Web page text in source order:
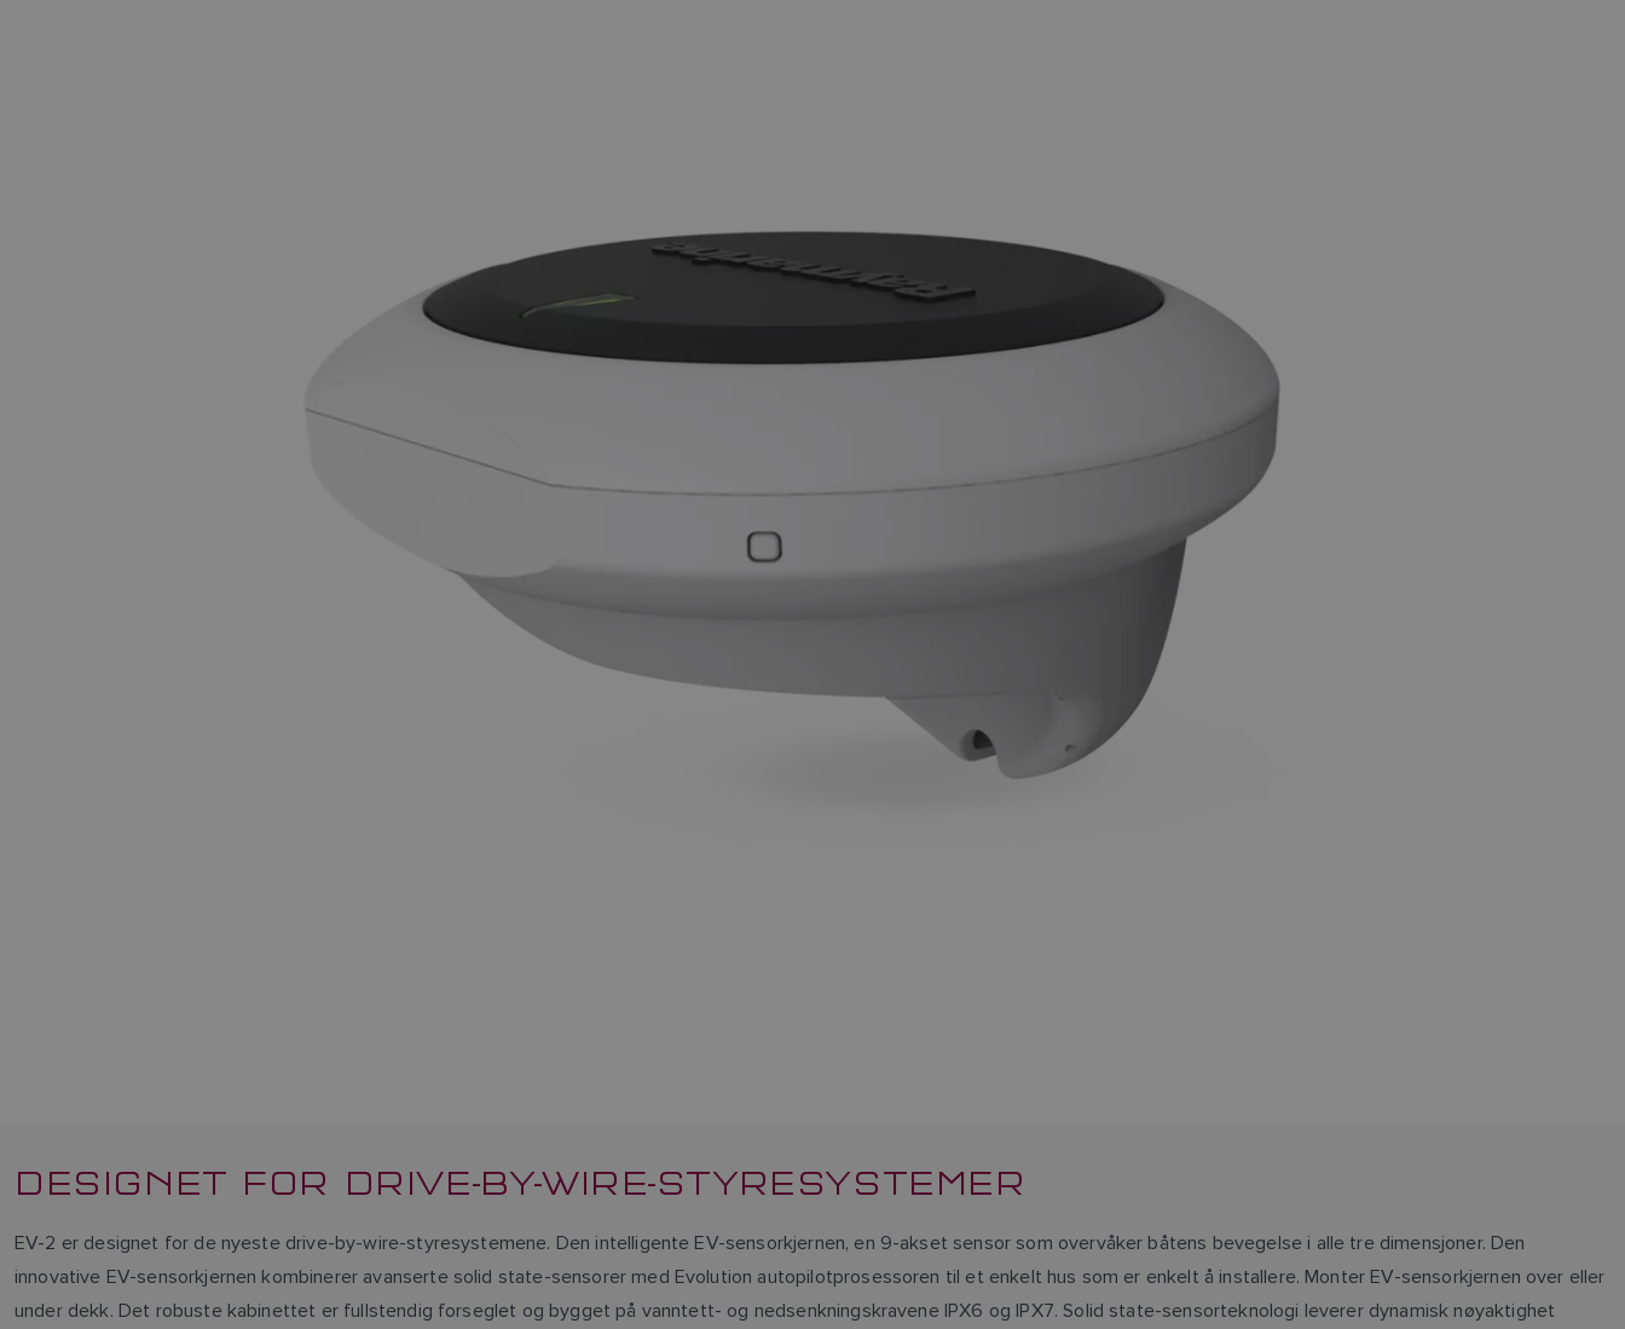
DESIGNET FOR DRIVE-BY-WIRE-STYRESYSTEMER
EV-2 er designet for de nyeste drive-by-wire-styresystemene. Den intelligente EV-sensorkjernen, en 9-akset sensor som overvåker båtens bevegelse i alle tre dimensjoner. Den
innovative EV-sensorkjernen kombinerer avanserte solid state-sensorer med Evolution autopilotprosessoren til et enkelt hus som er enkelt å installere. Monter EV-sensorkjernen over eller
under dekk. Det robuste kabinettet er fullstendig forseglet og bygget på vanntett- og nedsenkningskravene IPX6 og IPX7. Solid state-sensorteknologi leverer dynamisk nøyaktighet